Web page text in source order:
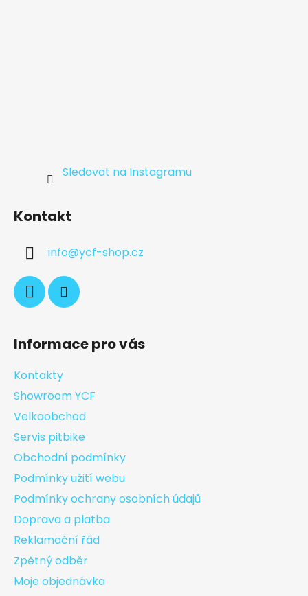
Sledovat na Instagramu
Kontakt
info@ycf-shop.cz
Informace pro vás
Kontakty
Showroom YCF
Velkoobchod
Servis pitbike
Obchodní podmínky
Podmínky užití webu
Podmínky ochrany osobních údajů
Doprava a platba
Reklamační řád
Zpětný odběr
Moje objednávka